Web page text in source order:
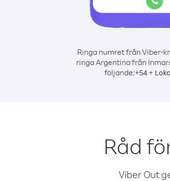
Ringa numret från Viber-
ringa Argentina från
följande:+54 +
Råd
Viber Out